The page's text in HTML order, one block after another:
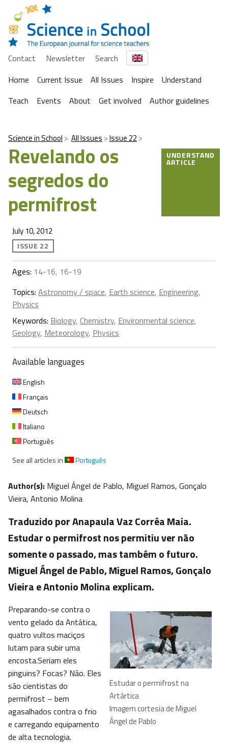
Contact Newsletter
Search
Home
Current Issue All Issues Inspire
Understand
Teach
Events About Get involved Author guidelines
Science in School All Issues Issue 22
Revelando os
segredos do
permifrost
UNDERSTAND
ARTICLE
July 10, 2012
ISSUE 22
Ages: 14-16, 16-19
Topics: Astronomy / space, Earth science, Engineering,
Physics
Keywords: Biology, Chemistry, Environmental science,
Geology, Meteorology, Physics
Available languages
English
Français
Deutsch
Italiano
Português
See all articles in
Português
Author(s): Miguel Ángel de Pablo, Miguel Ramos, Gonçalo
Vieira, Antonio Molina
Traduzido por Anapaula Vaz Corrêa Maia.
Estudar o permifrost nos permitiu ver não
somente o passado, mas também o futuro.
Miguel Ángel de Pablo, Miguel Ramos, Gonçalo
Vieira e Antonio Molina explicam.
Estudar o permifrost na
Artártica
Imagem cortesia de Miguel
Ángel de Pablo
Preparando-se contra o
vento gelado da Antática,
quatro vultos maciços
lutam para subir uma
encosta.Seriam eles
pinguins? Focas? Não. Eles
são cientistas do
permifrost – bem
agasalhados contra o frio
e carregando equipamento
de alta tecnologia.